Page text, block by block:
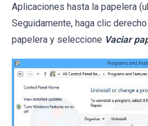
Aplicaciones hasta la papelera
Seguidamente, haga clic
papelera y seleccione Vaciar